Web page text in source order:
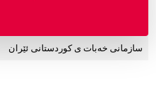
سازمانی خەبات ی کوردستانی ئێران